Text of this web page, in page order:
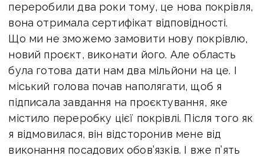
переробили два роки тому, це нова покрівля,
вона отримала сертифікат відповідності.
Що ми не зможемо замовити нову покрівлю,
новий проєкт, виконати його. Але область
була готова дати нам два мільйони на це. І
міський голова почав наполягати, щоб я
підписала завдання на проєктування, яке
містило переробку цієї покрівлі. Після того як
я відмовилася, він відсторонив мене від
виконання посадових обов’язків. І вже п’ять